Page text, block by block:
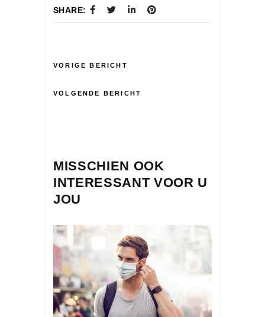
SHARE:
VORIGE BERICHT
VOLGENDE BERICHT
MISSCHIEN OOK
INTERESSANT VOOR U
JOU